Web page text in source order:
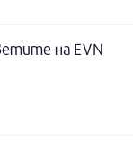
на EVN